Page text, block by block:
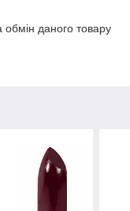
даного товару